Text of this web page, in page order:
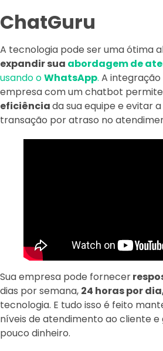
ChatGuru
A tecnologia pode ser uma ótima
expandir sua abordagem de
usando oWhatsApp. A
empresa com um chatbot
eficiênciada sua equipe e evitar
transação por atraso no
Sua empresa pode fornecer
dias por semana, 24 horas por
tecnologia. E tudo isso é feito
níveis de atendimento ao cliente
pouco dinheiro.